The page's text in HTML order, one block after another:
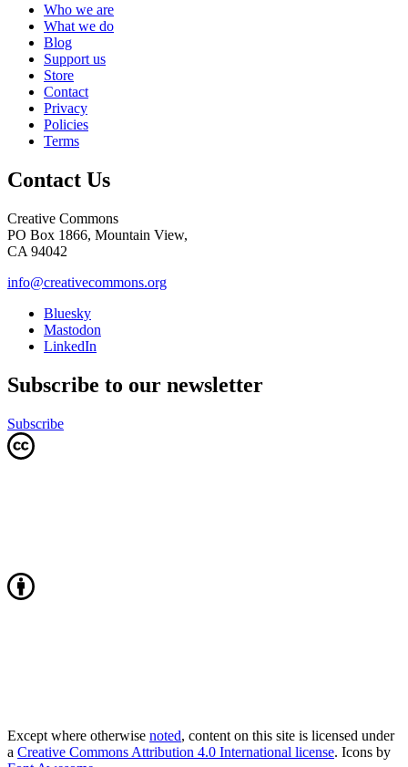
Who we are
What we do
Blog
Support us
Store
Contact
Privacy
Policies
Terms
Contact Us
Creative Commons
PO Box 1866, Mountain View,
CA 94042
info@creativecommons.org
Bluesky
Mastodon
LinkedIn
Subscribe to our newsletter
Subscribe
Except where otherwise noted, content on this site is licensed under
a Creative Commons Attribution 4.0 International license. Icons by